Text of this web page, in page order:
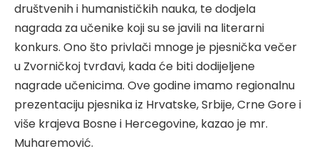
društvenih i humanističkih nauka, te dodjela
nagrada za učenike koji su se javili na literarni
konkurs. Ono što privlači mnoge je pjesnička večer
u Zvorničkoj tvrđavi, kada će biti dodijeljene
nagrade učenicima. Ove godine imamo regionalnu
prezentaciju pjesnika iz Hrvatske, Srbije, Crne Gore i
više krajeva Bosne i Hercegovine, kazao je mr.
Muharemović.